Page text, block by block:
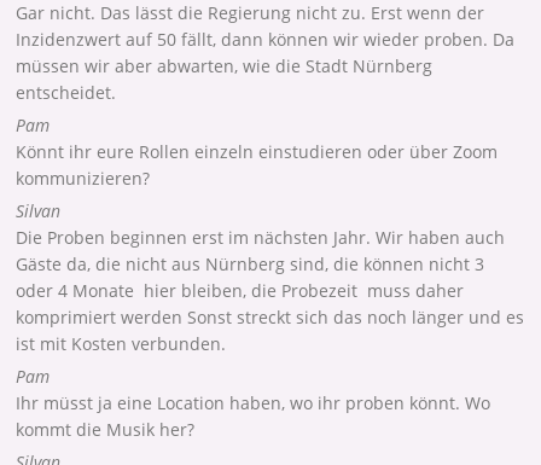
Gar nicht. Das lässt die Regierung nicht zu. Erst wenn der
Inzidenzwert auf 50 fällt, dann können wir wieder proben. Da
müssen wir aber abwarten, wie die Stadt Nürnberg
entscheidet.
Pam
Könnt ihr eure Rollen einzeln einstudieren oder über Zoom
kommunizieren?
Silvan
Die Proben beginnen erst im nächsten Jahr. Wir haben auch
Gäste da, die nicht aus Nürnberg sind, die können nicht 3
oder 4 Monate hier bleiben, die Probezeit muss daher
komprimiert werden Sonst streckt sich das noch länger und es
ist mit Kosten verbunden.
Pam
Ihr müsst ja eine Location haben, wo ihr proben könnt. Wo
kommt die Musik her?